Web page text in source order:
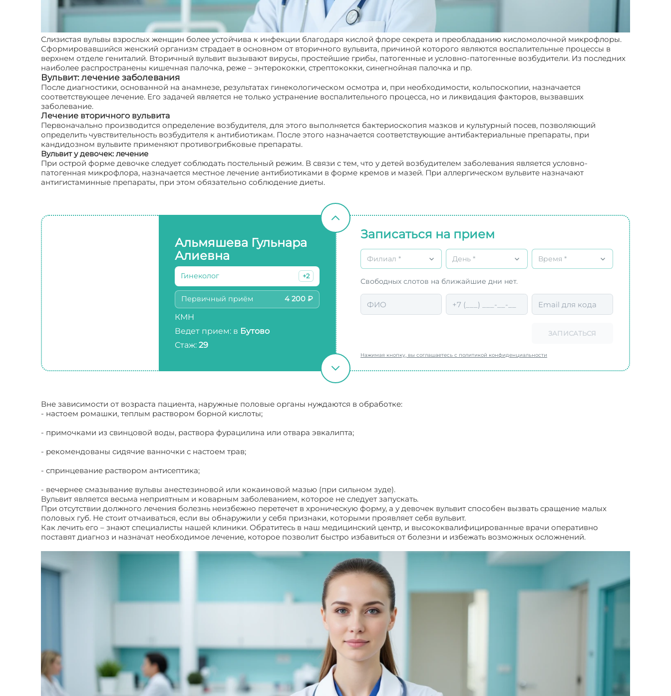
Слизистая вульвы взрослых женщин более устойчива к инфекции благодаря кислой флоре секрета и преобладанию кисломолочной микрофлоры.
Сформировавшийся женский организм страдает в основном от вторичного вульвита, причиной которого являются воспалительные процессы в
верхнем отделе гениталий. Вторичный вульвит вызывают вирусы, простейшие грибы, патогенные и условно-патогенные возбудители. Из последних
наиболее распространены кишечная палочка, реже – энтерококки, стрептококки, синегнойная палочка и пр.
Вульвит: лечение заболевания
После диагностики, основанной на анамнезе, результатах гинекологическом осмотра и, при необходимости, кольпоскопии, назначается
соответствующее лечение. Его задачей является не только устранение воспалительного процесса, но и ликвидация факторов, вызвавших
заболевание.
Лечение вторичного вульвита
Первоначально производится определение возбудителя, для этого выполняется бактериоскопия мазков и культурный посев, позволяющий
определить чувствительность возбудителя к антибиотикам. После этого назначается соответствующие антибактериальные препараты, при
кандидозном вульвите применяют противогрибковые препараты.
Вульвит у девочек: лечение
При острой форме девочке следует соблюдать постельный режим. В связи с тем, что у детей возбудителем заболевания является условно-
патогенная микрофлора, назначается местное лечение антибиотиками в форме кремов и мазей. При аллергическом вульвите назначают
антигистаминные препараты, при этом обязательно соблюдение диеты.
Альмяшева Гульнара
Алиевна
Гинеколог +2
Первичный приём 4 200 ₽
КМН
Ведет прием: в Бутово
Стаж: 29
Записаться на прием
Филиал * День * Время *
Свободных слотов на ближайшие дни нет.
ЗАПИСАТЬСЯ
Нажимая кнопку, вы соглашаетесь с политикой конфиденциальности
Вне зависимости от возраста пациента, наружные половые органы нуждаются в обработке:
- настоем ромашки, теплым раствором борной кислоты;
- примочками из свинцовой воды, раствора фурацилина или отвара эвкалипта;
- рекомендованы сидячие ванночки с настоем трав;
- спринцевание раствором антисептика;
- вечернее смазывание вульвы анестезиновой или кокаиновой мазью (при сильном зуде).
Вульвит является весьма неприятным и коварным заболеванием, которое не следует запускать.
При отсутствии должного лечения болезнь неизбежно перетечет в хроническую форму, а у девочек вульвит способен вызвать сращение малых
половых губ. Не стоит отчаиваться, если вы обнаружили у себя признаки, которыми проявляет себя вульвит.
Как лечить его – знают специалисты нашей клиники. Обратитесь в наш медицинский центр, и высококвалифицированные врачи оперативно
поставят диагноз и назначат необходимое лечение, которое позволит быстро избавиться от болезни и избежать возможных осложнений.